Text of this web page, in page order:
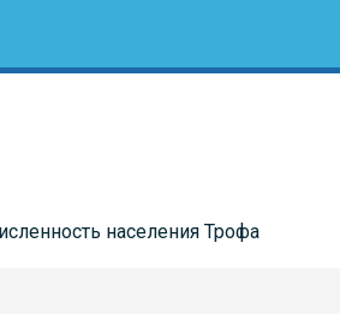
населения Трофа